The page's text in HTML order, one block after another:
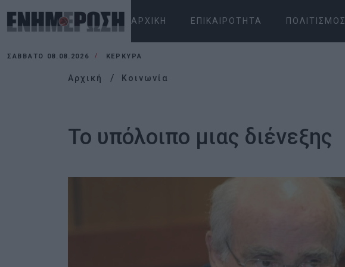
ΑΡΧΙΚΉ ΕΠΙΚΑΙΡΌΤΗΤΑ ΠΟΛΙΤΙΣΜΌΣ
ΣΆΒΒΑΤΟ 08.08.2026 ΚΕΡΚΥΡΑ
Αρχική Κοινωνία
Το υπόλοιπο μιας διένεξης